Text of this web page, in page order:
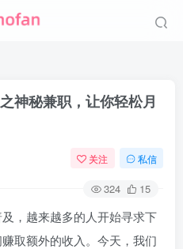
神秘兼职，让你轻松月
关注 私信
324 15
，越来越多的人开始寻求下
取额外的收入。今天，我们